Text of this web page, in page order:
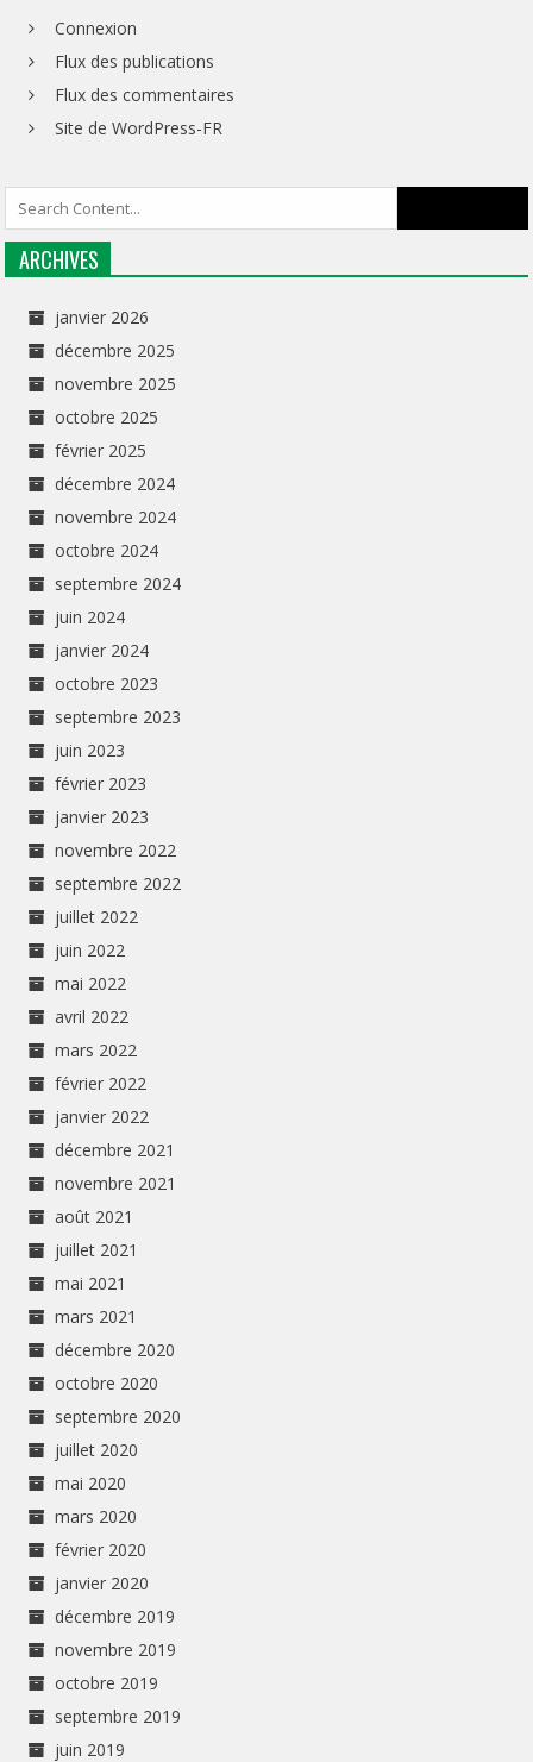
Connexion
Flux des publications
Flux des commentaires
Site de WordPress-FR
ARCHIVES
janvier 2026
décembre 2025
novembre 2025
octobre 2025
février 2025
décembre 2024
novembre 2024
octobre 2024
septembre 2024
juin 2024
janvier 2024
octobre 2023
septembre 2023
juin 2023
février 2023
janvier 2023
novembre 2022
septembre 2022
juillet 2022
juin 2022
mai 2022
avril 2022
mars 2022
février 2022
janvier 2022
décembre 2021
novembre 2021
août 2021
juillet 2021
mai 2021
mars 2021
décembre 2020
octobre 2020
septembre 2020
juillet 2020
mai 2020
mars 2020
février 2020
janvier 2020
décembre 2019
novembre 2019
octobre 2019
septembre 2019
juin 2019